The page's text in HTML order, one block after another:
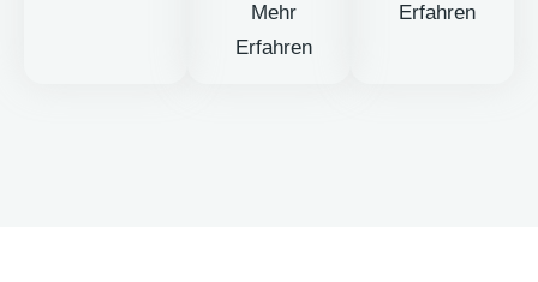
Mehr
Erfahren
Erfahren